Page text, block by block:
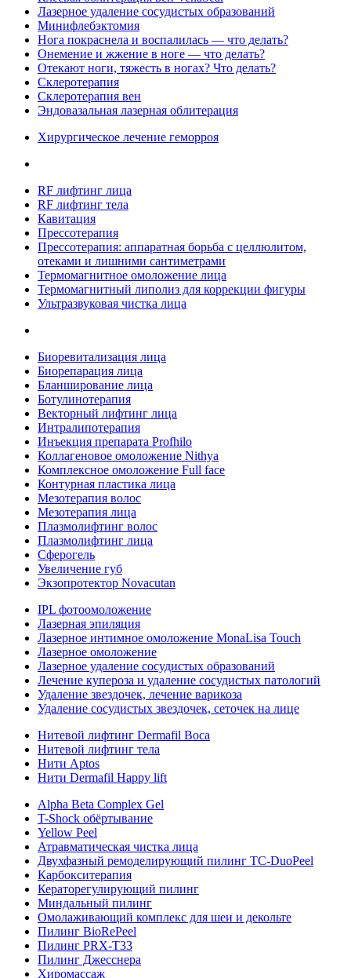
Лазерное удаление сосудистых образований
Минифлебэктомия
Нога покраснела и воспалилась — что делать?
Онемение и жжение в ноге — что делать?
Отекают ноги, тяжесть в ногах? Что делать?
Склеротерапия
Склеротерапия вен
Эндовазальная лазерная облитерация
Хирургическое лечение геморроя
RF лифтинг лица
RF лифтинг тела
Кавитация
Прессотерапия
Прессотерапия: аппаратная борьба с целлюлитом,
отеками и лишними сантиметрами
Термомагнитное омоложение лица
Термомагнитный липолиз для коррекции фигуры
Ультразвуковая чистка лица
Биоревитализация лица
Биорепарация лица
Бланширование лица
Ботулинотерапия
Векторный лифтинг лица
Интралипотерапия
Инъекция препарата Profhilo
Коллагеновое омоложение Nithya
Комплексное омоложение Full face
Контурная пластика лица
Мезотерапия волос
Мезотерапия лица
Плазмолифтинг волос
Плазмолифтинг лица
Сферогель
Увеличение губ
Экзопротектор Novacutan
IPL фотоомоложение
Лазерная эпиляция
Лазерное интимное омоложение MonaLisa Touch
Лазерное омоложение
Лазерное удаление сосудистых образований
Лечение купероза и удаление сосудистых патологий
Удаление звездочек, лечение варикоза
Удаление сосудистых звездочек, сеточек на лице
Нитевой лифтинг Dermafil Boca
Нитевой лифтинг тела
Нити Aptos
Нити Dermafil Happy lift
Alpha Beta Complex Gel
T-Shock обёртывание
Yellow Peel
Атравматическая чистка лица
Двухфазный ремоделирующий пилинг TC-DuoPeel
Карбокситерапия
Кераторегулирующий пилинг
Миндальный пилинг
Омолаживающий комплекс для шеи и декольте
Пилинг BioRePeel
Пилинг PRX-T33
Пилинг Джесснера
Хиромассаж